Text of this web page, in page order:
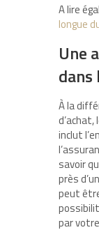
A lire
longue
Une
À la
inclut
savoir
près
peut
par